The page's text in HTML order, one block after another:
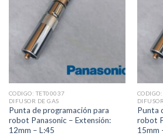
CODIGO: TET00037
DIFUSOR DE GAS
Punta de programación para
robot Panasonic – Extensión:
12mm – L:45
Punta
robot
15mm